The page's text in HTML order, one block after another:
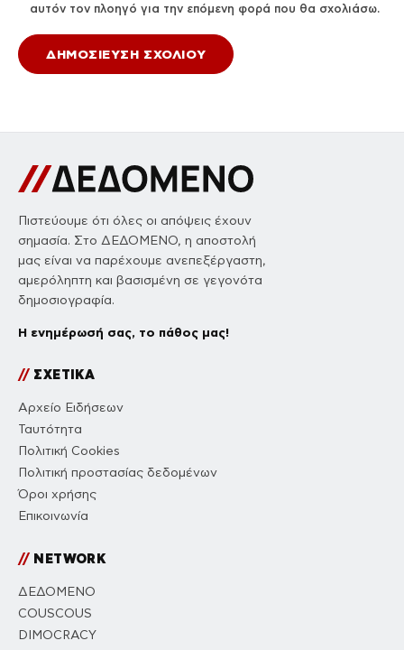
αυτόν τον πλοηγό για την επόμενη φορά που θα σχολιάσω.
Πιστεύουμε ότι όλες οι απόψεις έχουν
σημασία. Στο ΔΕΔΟΜΕΝΟ, η αποστολή
μας είναι να παρέχουμε ανεπεξέργαστη,
αμερόληπτη και βασισμένη σε γεγονότα
δημοσιογραφία.
Η ενημέρωσή σας, το πάθος μας!
//ΣΧΕΤΙΚΑ
Αρχείο Ειδήσεων
Ταυτότητα
Πολιτική Cookies
Πολιτική προστασίας δεδομένων
Όροι χρήσης
Επικοινωνία
//NETWORK
ΔΕΔΟΜΕΝΟ
COUSCOUS
DIMOCRACY